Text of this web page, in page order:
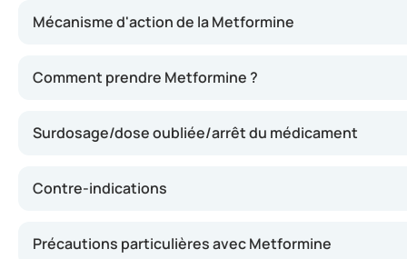
Mécanisme d'action de la Metformine
Comment prendre Metformine ?
Surdosage/dose oubliée/arrêt du médicament
Contre-indications
Précautions particulières avec Metformine